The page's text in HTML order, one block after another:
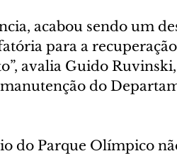
acabou sendo um
para a
avalia Guido Ruvinski,
do
do Parque Olímpico